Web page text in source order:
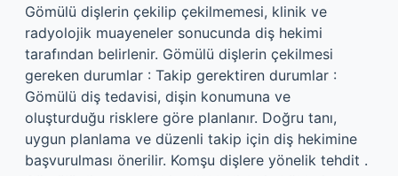
Gömülü dişlerin çekilip çekilmemesi, klinik ve
radyolojik muayeneler sonucunda diş hekimi
tarafından belirlenir. Gömülü dişlerin çekilmesi
gereken durumlar : Takip gerektiren durumlar :
Gömülü diş tedavisi, dişin konumuna ve
oluşturduğu risklere göre planlanır. Doğru tanı,
uygun planlama ve düzenli takip için diş hekimine
başvurulması önerilir. Komşu dişlere yönelik tehdit .